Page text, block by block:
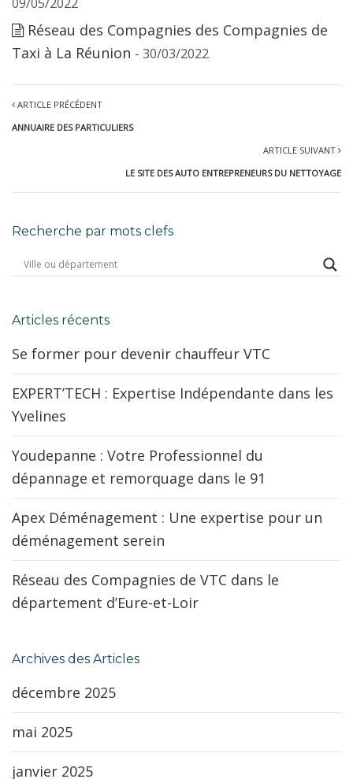
Réseau des Compagnies des Compagnies de
Taxi à La Réunion - 30/03/2022
ARTICLE PRÉCÉDENT
ANNUAIRE DES PARTICULIERS
ARTICLE SUIVANT
LE SITE DES AUTO ENTREPRENEURS DU NETTOYAGE
Recherche par mots clefs
Articles récents
Se former pour devenir chauffeur VTC
EXPERT’TECH : Expertise Indépendante dans les
Yvelines
Youdepanne : Votre Professionnel du
dépannage et remorquage dans le 91
Apex Déménagement : Une expertise pour un
déménagement serein
Réseau des Compagnies de VTC dans le
département d’Eure-et-Loir
Archives des Articles
décembre 2025
mai 2025
janvier 2025